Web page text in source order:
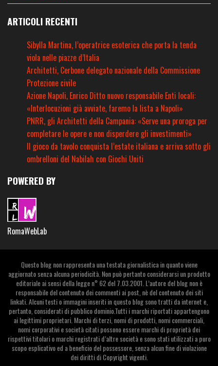
ARTICOLI RECENTI
Sibylla Martina, l’operatrice esoterica che porta la tenda
viola nelle piazze d’Italia
Architetti, Cerbone delegato nazionale della Commissione
Protezione civile
Azione Napoli, Enrico Ditto nuovo responsabile Enti locali:
«Interlocuzioni già avviate, faremo la lista a Napoli»
PNRR, gli Architetti della Campania: «Serve una proroga per
completare le opere e non disperdere gli investimenti»
Il gioco da tavolo conquista l’estate italiana e arriva sotto gli
ombrelloni del Nabilah con Giochi Uniti
POWERED BY
RomaWebLab
Questo blog non rappresenta una testata giornalistica in quanto viene
aggiornato senza alcuna periodicità. Non può pertanto considerarsi un prodotto
editoriale ai sensi della legge n° 62 del 7.03.2001. L’autore del blog non è
responsabile del contenuto dei commenti ai post, nè del contenuto dei siti
linkati. Alcuni testi o immagini inseriti in questo blog sono tratti da internet e,
pertanto, considerati di pubblico dominio.Tutti i marchi riportati appartengono
ai legittimi proprietari. Marchi di terzi, nomi di prodotti, nomi commerciali,
nomi corporativi e società citati possono essere marchi di proprietà dei
rispettivi titolari o marchi registrati d’altre società e sono stati utilizzati a puro
scopo esplicativo ed a beneficio del possessore, senza alcun fine di violazione
dei diritti di Copyright vigenti.